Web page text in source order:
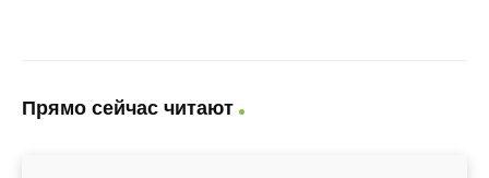
Прямо сейчас читают